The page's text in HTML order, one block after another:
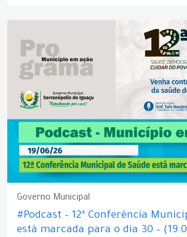
Governo Municipal
#Podcast – 12ª Conferência
está marcada para o dia 30 –